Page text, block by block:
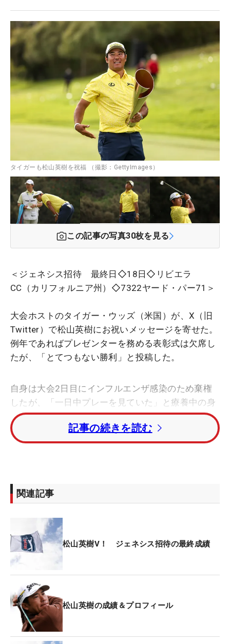
タイガーも松山英樹を祝福 （撮影：GettyImages）
この記事の写真30枚を見る
＜ジェネシス招待 最終日◇18日◇リビエラ
CC（カリフォルニア州）◇7322ヤード・パー71＞
大会ホストのタイガー・ウッズ（米国）が、X（旧
Twitter）で松山英樹にお祝いメッセージを寄せた。
例年であればプレゼンターを務める表彰式は欠席し
たが、「とてつもない勝利」と投稿した。
自身は大会2日目にインフルエンザ感染のため棄権
したが、「一日中プレーを見ていた」と療養中の身
でありながら、松山の歴史的な勝利を見届けた。
同じ8勝で並んでいたK・J・チョイ（韓国）を抜
た。「6打差から、記録を更新する“62”を出したこ
とは本当に特別なこと」と称賛を惜しまない。
首位と6打差から出た松山は出だしから3連続バーデ
ィでスタートすると、折り返した10番からまたして
も3連続バーディを奪った。さらには15番からも3ホ
ホールアウト。後続が追いつけずに、2年ぶりの勝
利を決めた。
松山は同じくウッズがホストを務める2016年の「ヒ
ーロー・ワールドチャレンジ」でも勝利している。
記事の続きを読む
関連記事
松山英樹V！ ジェネシス招待の最終成績
松山英樹の成績＆プロフィール